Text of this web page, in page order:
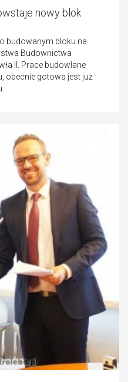
nowy blok
budowanym bloku na
Budownictwa
II. Prace budowlane
obecnie gotowa jest już